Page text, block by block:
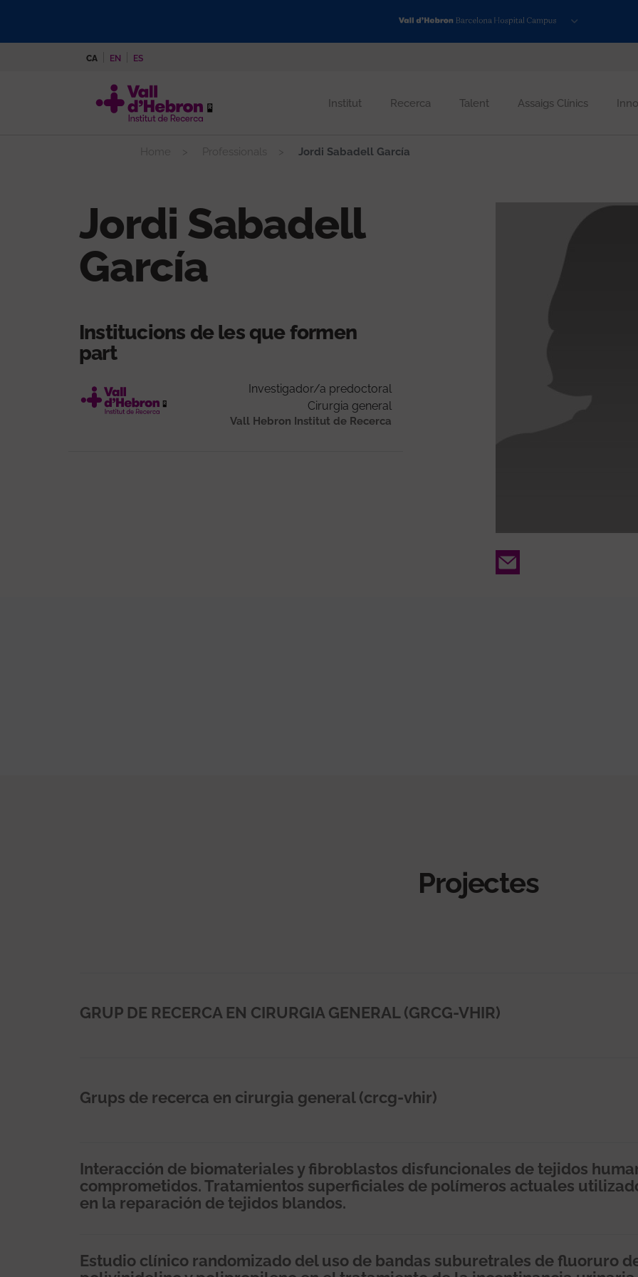
CA EN ES
Institut Recerca Talent Assaigs Clínics
Home Professionals Jordi Sabadell García
Jordi Sabadell
García
Institucions de les que formen
part
Investigador/a predoctoral
Cirurgia general
Vall Hebron Institut de Recerca
Email
Projectes
GRUP DE RECERCA EN CIRURGIA GENERAL (GRCG-VHIR)
Grups de recerca en cirurgia general (crcg-vhir)
Interacción de biomateriales y fibroblastos disfuncionales de tejidos
comprometidos. Tratamientos superficiales de polímeros actuales
en la reparación de tejidos blandos.
Estudio clínico randomizado del uso de bandas suburetrales de fluoruro